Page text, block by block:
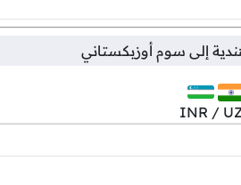
إلى سوم أوزبكستاني
INR /